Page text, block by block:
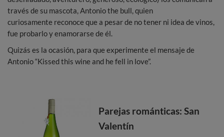
través de su mascota, Antonio the bull, quien
curiosamente reconoce que a pesar de no tener ni idea de vinos,
fue probarlo y enamorarse de él.
Quizás es la ocasión, para que experimente el mensaje de
Antonio “Kissed this wine and he fell in love”.
Parejas románticas: San
Valentín